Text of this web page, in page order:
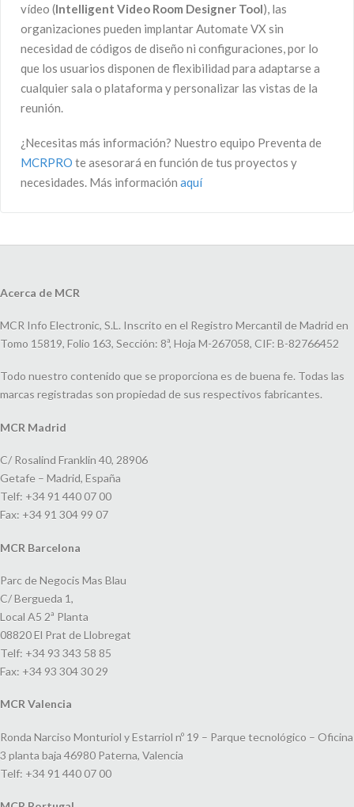
vídeo (Intelligent Video Room Designer Tool), las
organizaciones pueden implantar Automate VX sin
necesidad de códigos de diseño ni configuraciones, por lo
que los usuarios disponen de flexibilidad para adaptarse a
cualquier sala o plataforma y personalizar las vistas de la
reunión.
¿Necesitas más información? Nuestro equipo Preventa de
MCRPRO te asesorará en función de tus proyectos y
necesidades. Más información aquí
Acerca de MCR
MCR Info Electronic, S.L. Inscrito en el Registro Mercantil de Madrid en
Tomo 15819, Folio 163, Sección: 8ª, Hoja M-267058, CIF: B-82766452
Todo nuestro contenido que se proporciona es de buena fe. Todas las
marcas registradas son propiedad de sus respectivos fabricantes.
MCR Madrid
C/ Rosalind Franklin 40, 28906
Getafe – Madrid, España
Telf: +34 91 440 07 00
Fax: +34 91 304 99 07
MCR Barcelona
Parc de Negocis Mas Blau
C/ Bergueda 1,
Local A5 2ª Planta
08820 El Prat de Llobregat
Telf: +34 93 343 58 85
Fax: +34 93 304 30 29
MCR Valencia
Ronda Narciso Monturiol y Estarriol nº 19 – Parque tecnológico – Oficina
3 planta baja 46980 Paterna, Valencia
Telf: +34 91 440 07 00